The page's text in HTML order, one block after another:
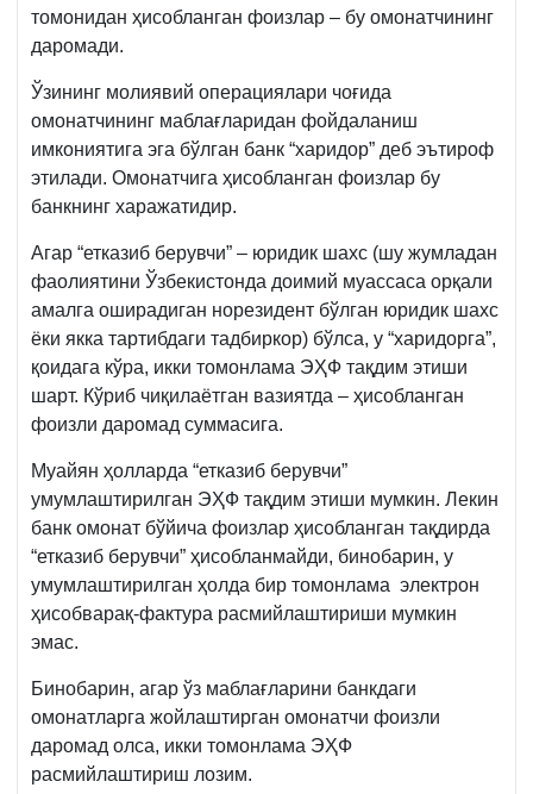
томонидан ҳисобланган фоизлар – бу омонатчининг
даромади.
Ўзининг молиявий операциялари чоғида
омонатчининг маблағларидан фойдаланиш
имкониятига эга бўлган банк “харидор” деб эътироф
этилади. Омонатчига ҳисобланган фоизлар бу
банкнинг харажатидир.
Агар “етказиб берувчи” – юридик шахс (шу жумладан
фаолиятини Ўзбекистонда доимий муассаса орқали
амалга оширадиган норезидент бўлган юридик шахс
ёки якка тартибдаги тадбиркор) бўлса, у “харидорга”,
қоидага кўра, икки томонлама ЭҲФ тақдим этиши
шарт. Кўриб чиқилаётган вазиятда – ҳисобланган
фоизли даромад суммасига.
Муайян ҳолларда “етказиб берувчи”
умумлаштирилган ЭҲФ тақдим этиши мумкин. Лекин
банк омонат бўйича фоизлар ҳисобланган тақдирда
“етказиб берувчи” ҳисобланмайди, бинобарин, у
умумлаштирилган ҳолда бир томонлама электрон
ҳисобварақ-фактура расмийлаштириши мумкин
эмас.
Бинобарин, агар ўз маблағларини банкдаги
омонатларга жойлаштирган омонатчи фоизли
даромад олса, икки томонлама ЭҲФ
расмийлаштириш лозим.